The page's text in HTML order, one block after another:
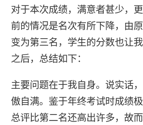
对于本次成绩，满意者甚少，
前的情况是名次有所下降，由
变为第三名，学生的分数也让
之后，总结如下：
主要问题在于我自身。说实话
傲自满。鉴于年终考试时成绩
总评比第二名还高出许多，故